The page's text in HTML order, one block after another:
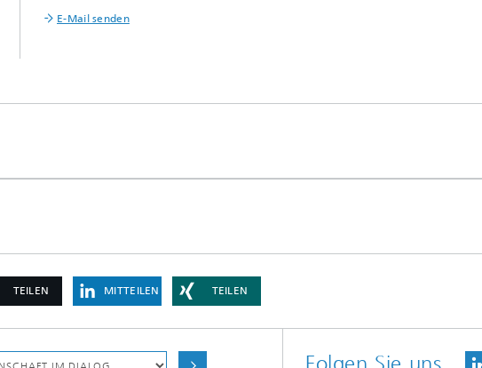
E-Mail senden
TEILEN MITTEILEN TEILEN